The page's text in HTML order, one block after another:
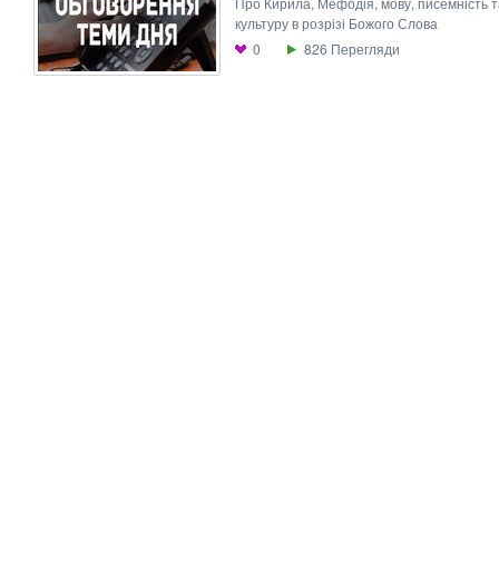
культуру в розрізі Божого Слова
0
826 Перегляди